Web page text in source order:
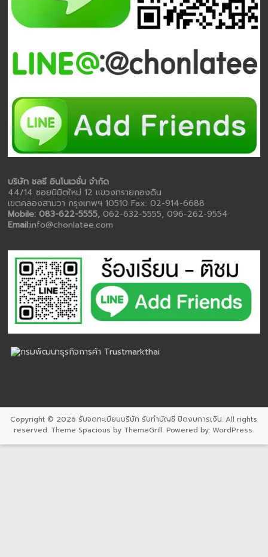
บริษัท ชลธี อินโนเวชั่น จำกัด
44/14 ซอยนิมิตใหม่ 12 แขวงทรายกองดิน
เขตคลองสามวา กรุงเทพฯ 10510 Fax: 02-914-6688
Mobile: 083-622-5555,062-632-5555, 096-262-9554
Email:info@chonlatee.com
Copyright © 2026 รับจดทะเบียนบริษัท รับทำบัญชี ปิดงบการเงิน. All rights
reserved. ThemeSpacious by ThemeGrill. Powered by:WordPress.